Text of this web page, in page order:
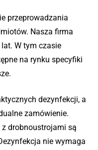
przeprowadzania
Nasza firma
W tym czasie
na rynku specyfiki
dezynfekcji, a
zamówienie.
drobnoustrojami są
nie wymaga